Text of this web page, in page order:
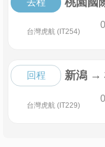
去程
台灣虎航 (IT254)
回程 新潟 →
台灣虎航 (IT229)